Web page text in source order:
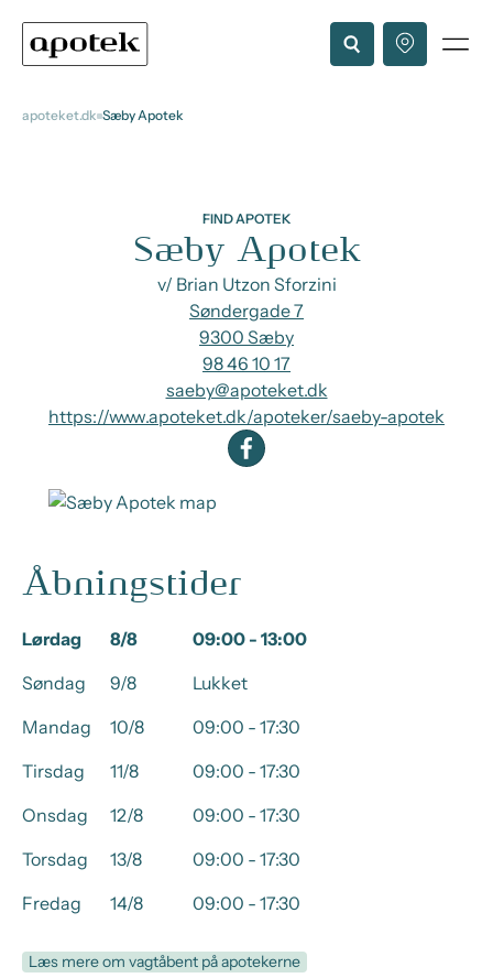
apoteket.dk Sæby Apotek
FIND APOTEK
Sæby Apotek
v/ Brian Utzon Sforzini
Søndergade 7
9300 Sæby
98 46 10 17
saeby@apoteket.dk
https://www.apoteket.dk/apoteker/saeby-apotek
Åbningstider
Lørdag 8/8
09:00 - 13:00
Søndag
9/8
Lukket
Mandag
10/8
09:00 - 17:30
Tirsdag
11/8
09:00 - 17:30
Onsdag
12/8
09:00 - 17:30
Torsdag
13/8
09:00 - 17:30
Fredag
14/8 09:00 - 17:30
Læs mere om vagtåbent på apotekerne